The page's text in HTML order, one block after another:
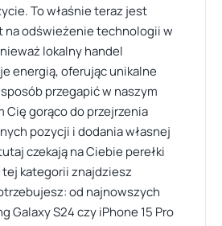
To właśnie teraz jest
na odświeżenie technologii w
lokalny handel
energią, oferując unikalne
przegapić w naszym
Cię gorąco do przejrzenia
pozycji i dodania własnej
czekają na Ciebie perełki
kategorii znajdziesz
od najnowszych
Galaxy S24 czy iPhone 15 Pro